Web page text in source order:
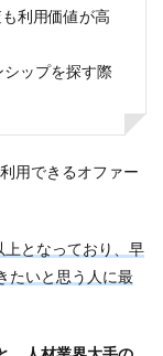
利用価値が高
ップを探す際
用できるオファー
となっており、早
たいと思う人に最